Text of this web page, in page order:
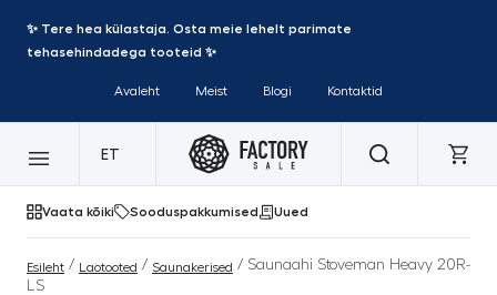
✨ Tere hea külastaja. Osta meie lehelt parimate
tehasehindadega tooteid ✨
Avaleht Meist Blogi Kontaktid
ET
Vaata kõiki Sooduspakkumised Uued
Esileht / Laotooted / Saunakerised / Saunaahi Stoveman Heavy 20R-
LS